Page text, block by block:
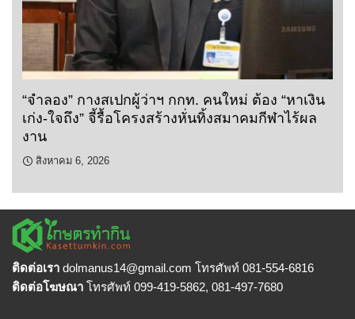
“จำลอง” กางสเปกผู้ว่าฯ กกท. คนใหม่ ต้อง “หาเงิน
เก่ง-ใจถึง” จี้รื้อโครงสร้างหั่นทิ้งสมาคมกีฬาไร้ผล
งาน
สิงหาคม 6, 2026
ติดต่อเรา dolmanus14@gmail.com โทรศัพท์ 081-554-6816
ติดต่อโฆษณา โทรศัพท์ 099-419-5862, 081-497-7680